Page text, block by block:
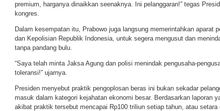
premium, harganya dinaikkan seenaknya. Ini pelanggaran!” tegas
kongres.
Dalam kesempatan itu, Prabowo juga langsung memerintahkan aparat
dan Kepolisian Republik Indonesia, untuk segera mengusut dan
tanpa pandang bulu.
“Saya telah minta Jaksa Agung dan polisi menindak pengusaha-
toleransi!” ujarnya.
Presiden menyebut praktik pengoplosan beras ini bukan sekadar
masuk dalam kategori kejahatan ekonomi besar. Berdasarkan laporan
akibat praktik tersebut mencapai Rp100 triliun setiap tahun, atau